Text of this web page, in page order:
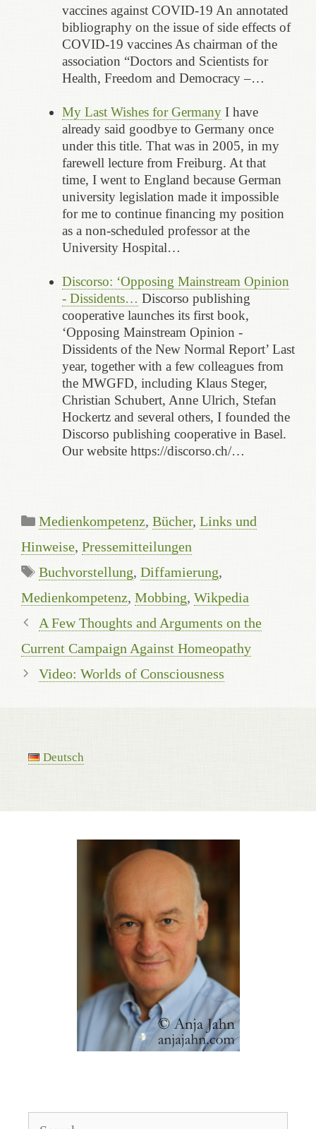
vaccines against COVID-19 An annotated
bibliography on the issue of side effects of
COVID-19 vaccines As chairman of the
association “Doctors and Scientists for
Health, Freedom and Democracy –…
My Last Wishes for GermanyI have
already said goodbye to Germany once
under this title. That was in 2005, in my
farewell lecture from Freiburg. At that
time, I went to England because German
university legislation made it impossible
for me to continue financing my position
as a non-scheduled professor at the
University Hospital…
Discorso: ‘Opposing Mainstream Opinion
- Dissidents… Discorso publishing
cooperative launches its first book,
‘Opposing Mainstream Opinion -
Dissidents of the New Normal Report’ Last
year, together with a few colleagues from
the MWGFD, including Klaus Steger,
Christian Schubert, Anne Ulrich, Stefan
Hockertz and several others, I founded the
Discorso publishing cooperative in Basel.
Our website https://discorso.ch/…
Categories
Medienkompetenz, Bücher, Links und
Hinweise, Pressemitteilungen
Tags
Buchvorstellung, Diffamierung,
Medienkompetenz, Mobbing, Wikpedia
A Few Thoughts and Arguments on the
Current Campaign Against Homeopathy
Video: Worlds of Consciousness
Deutsch